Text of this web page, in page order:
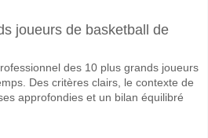
joueurs de basketball de
des 10 plus grands joueurs
Des critères clairs, le contexte de
approfondies et un bilan équilibré